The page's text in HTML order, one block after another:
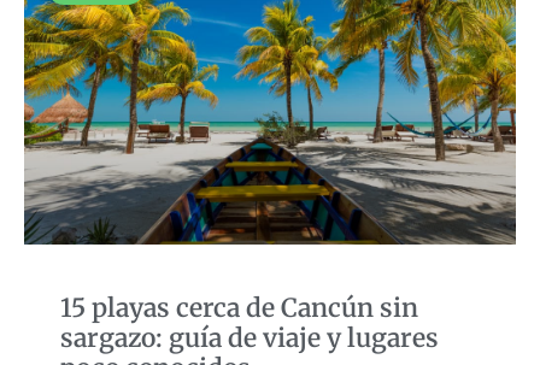
15 playas cerca de Cancún sin
sargazo: guía de viaje y lugares